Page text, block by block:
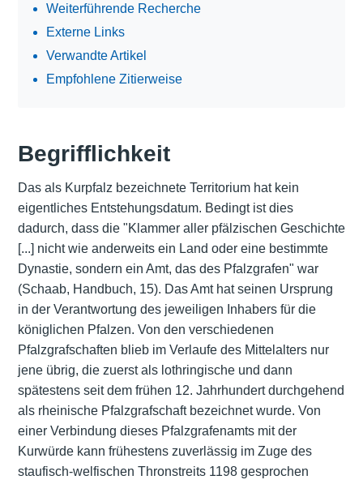
Weiterführende Recherche
Externe Links
Verwandte Artikel
Empfohlene Zitierweise
Begrifflichkeit
Das als Kurpfalz bezeichnete Territorium hat kein
eigentliches Entstehungsdatum. Bedingt ist dies
dadurch, dass die "Klammer aller pfälzischen Geschichte
[...] nicht wie anderweits ein Land oder eine bestimmte
Dynastie, sondern ein Amt, das des Pfalzgrafen" war
(Schaab, Handbuch, 15). Das Amt hat seinen Ursprung
in der Verantwortung des jeweiligen Inhabers für die
königlichen Pfalzen. Von den verschiedenen
Pfalzgrafschaften blieb im Verlaufe des Mittelalters nur
jene übrig, die zuerst als lothringische und dann
spätestens seit dem frühen 12. Jahrhundert durchgehend
als rheinische Pfalzgrafschaft bezeichnet wurde. Von
einer Verbindung dieses Pfalzgrafenamts mit der
Kurwürde kann frühestens zuverlässig im Zuge des
staufisch-welfischen Thronstreits 1198 gesprochen